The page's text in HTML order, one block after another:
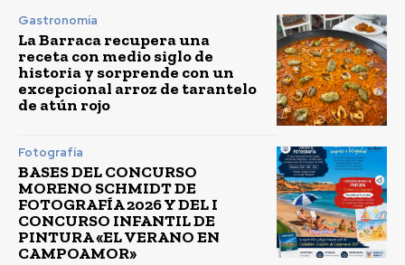
Gastronomía
La Barraca recupera una
receta con medio siglo de
historia y sorprende con un
excepcional arroz de tarantelo
de atún rojo
Fotografía
BASES DEL CONCURSO
MORENO SCHMIDT DE
FOTOGRAFÍA 2026 Y DEL I
CONCURSO INFANTIL DE
PINTURA «EL VERANO EN
CAMPOAMOR»